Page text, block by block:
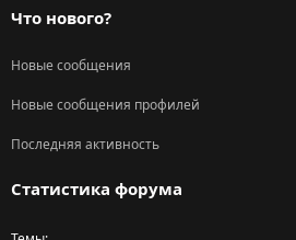
Что нового?
Новые сообщения
Новые сообщения профилей
Последняя активность
Статистика форума